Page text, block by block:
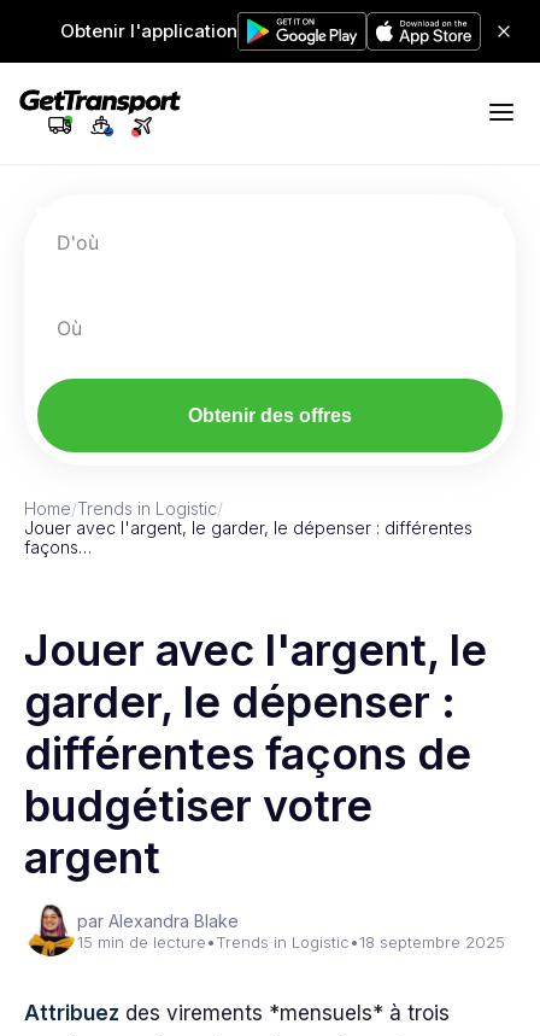
Obtenir l'application
D'où
Où
Obtenir des offres
Home/Trends in Logistic/
Jouer avec l'argent, le garder, le dépenser : différentes
façons…
Jouer avec l'argent, le
garder, le dépenser :
différentes façons de
budgétiser votre
argent
par Alexandra Blake
15 min de lecture•Trends in Logistic•18 septembre 2025
Attribuez des virements *mensuels* à trois